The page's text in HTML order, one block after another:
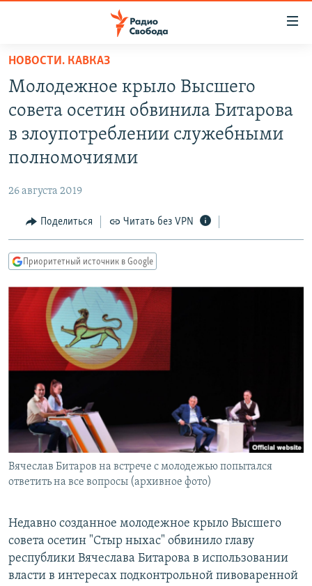
упрощенного
доступа
основному
содержанию
навигации
Вернутся
ПОДКАСТЫ
АВТОРСКИЕ ПРОЕКТЫ
КУЛЬТУРА
IDEL.РЕАЛИИ
КАВКАЗ.РЕАЛИИ
СИБИРЬ.РЕАЛИИ
РАСПИСАНИЕ ВЕЩАНИЯ
ПОДПИШИТЕСЬ НА РАССЫЛКУ
СОЦИАЛЬНЫЕ СЕТИ
Все сайты РСЕ/РС
НОВОСТИ. КАВКАЗ
Молодежное крыло Высшего
совета осетин обвинила Битарова
в злоупотреблении служебными
полномочиями
26 августа 2019
Поделиться Читать без VPN
Приоритетный источник в Google
Вячеслав Битаров на встрече с молодежью попытался
ответить на все вопросы (архивное фото)
Недавно созданное молодежное крыло Высшего
совета осетин "Стыр ныхас" обвинило главу
республики Вячеслава Битарова в использовании
власти в интересах подконтрольной пивоваренной